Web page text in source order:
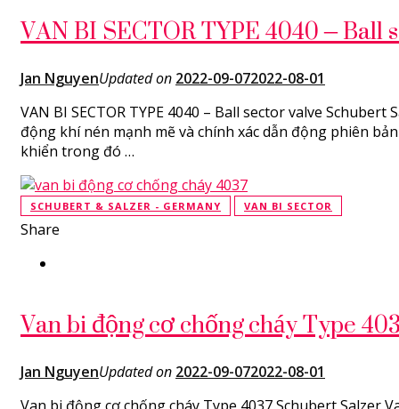
VAN BI SECTOR TYPE 4040 –
Jan NguyenUpdated on 2022-09-072022-08-01
VAN BI SECTOR TYPE 4040 – Ball sector valve
động khí nén mạnh mẽ và chính xác dẫn động phiên
khiển trong đó …
SCHUBERT & SALZER - GERMANY VAN BI SECTOR
Share
Van bi động cơ chống cháy Type
Jan NguyenUpdated on 2022-09-072022-08-01
Van bi động cơ chống cháy Type 4037 Schubert Salzer